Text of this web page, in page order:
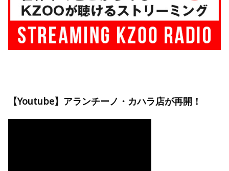
【Youtube】アランチーノ・カハラ店が再開！